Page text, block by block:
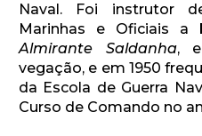
Naval. Foi instrutor
Marinhas e Oficiais a
Almirante Saldanha,
vegação, e em 1950
da Escola de Guerra
Curso de Comando no